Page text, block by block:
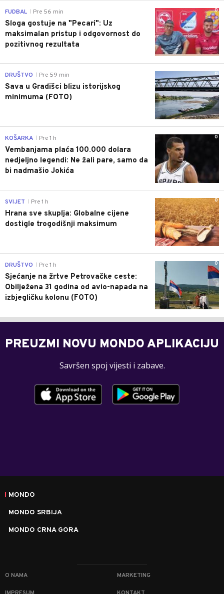
0
FUDBAL Pre 56 min
Sloga gostuje na "Pecari": Uz
maksimalan pristup i odgovornost do
pozitivnog rezultata
0
DRUŠTVO Pre 59 min
Sava u Gradišci blizu istorijskog
minimuma (FOTO)
0
KOŠARKA Pre 1 h
Vembanjama plaća 100.000 dolara
nedjeljno legendi: Ne žali pare, samo da
bi nadmašio Jokića
0
SVIJET Pre 1 h
Hrana sve skuplja: Globalne cijene
dostigle trogodišnji maksimum
0
DRUŠTVO Pre 1 h
Sjećanje na žrtve Petrovačke ceste:
Obilježena 31 godina od avio-napada na
izbjegličku kolonu (FOTO)
PREUZMI NOVU MONDO APLIKACIJU
Savršen spoj vijesti i zabave.
MONDO
MONDO SRBIJA
MONDO CRNA GORA
O NAMA MARKETING